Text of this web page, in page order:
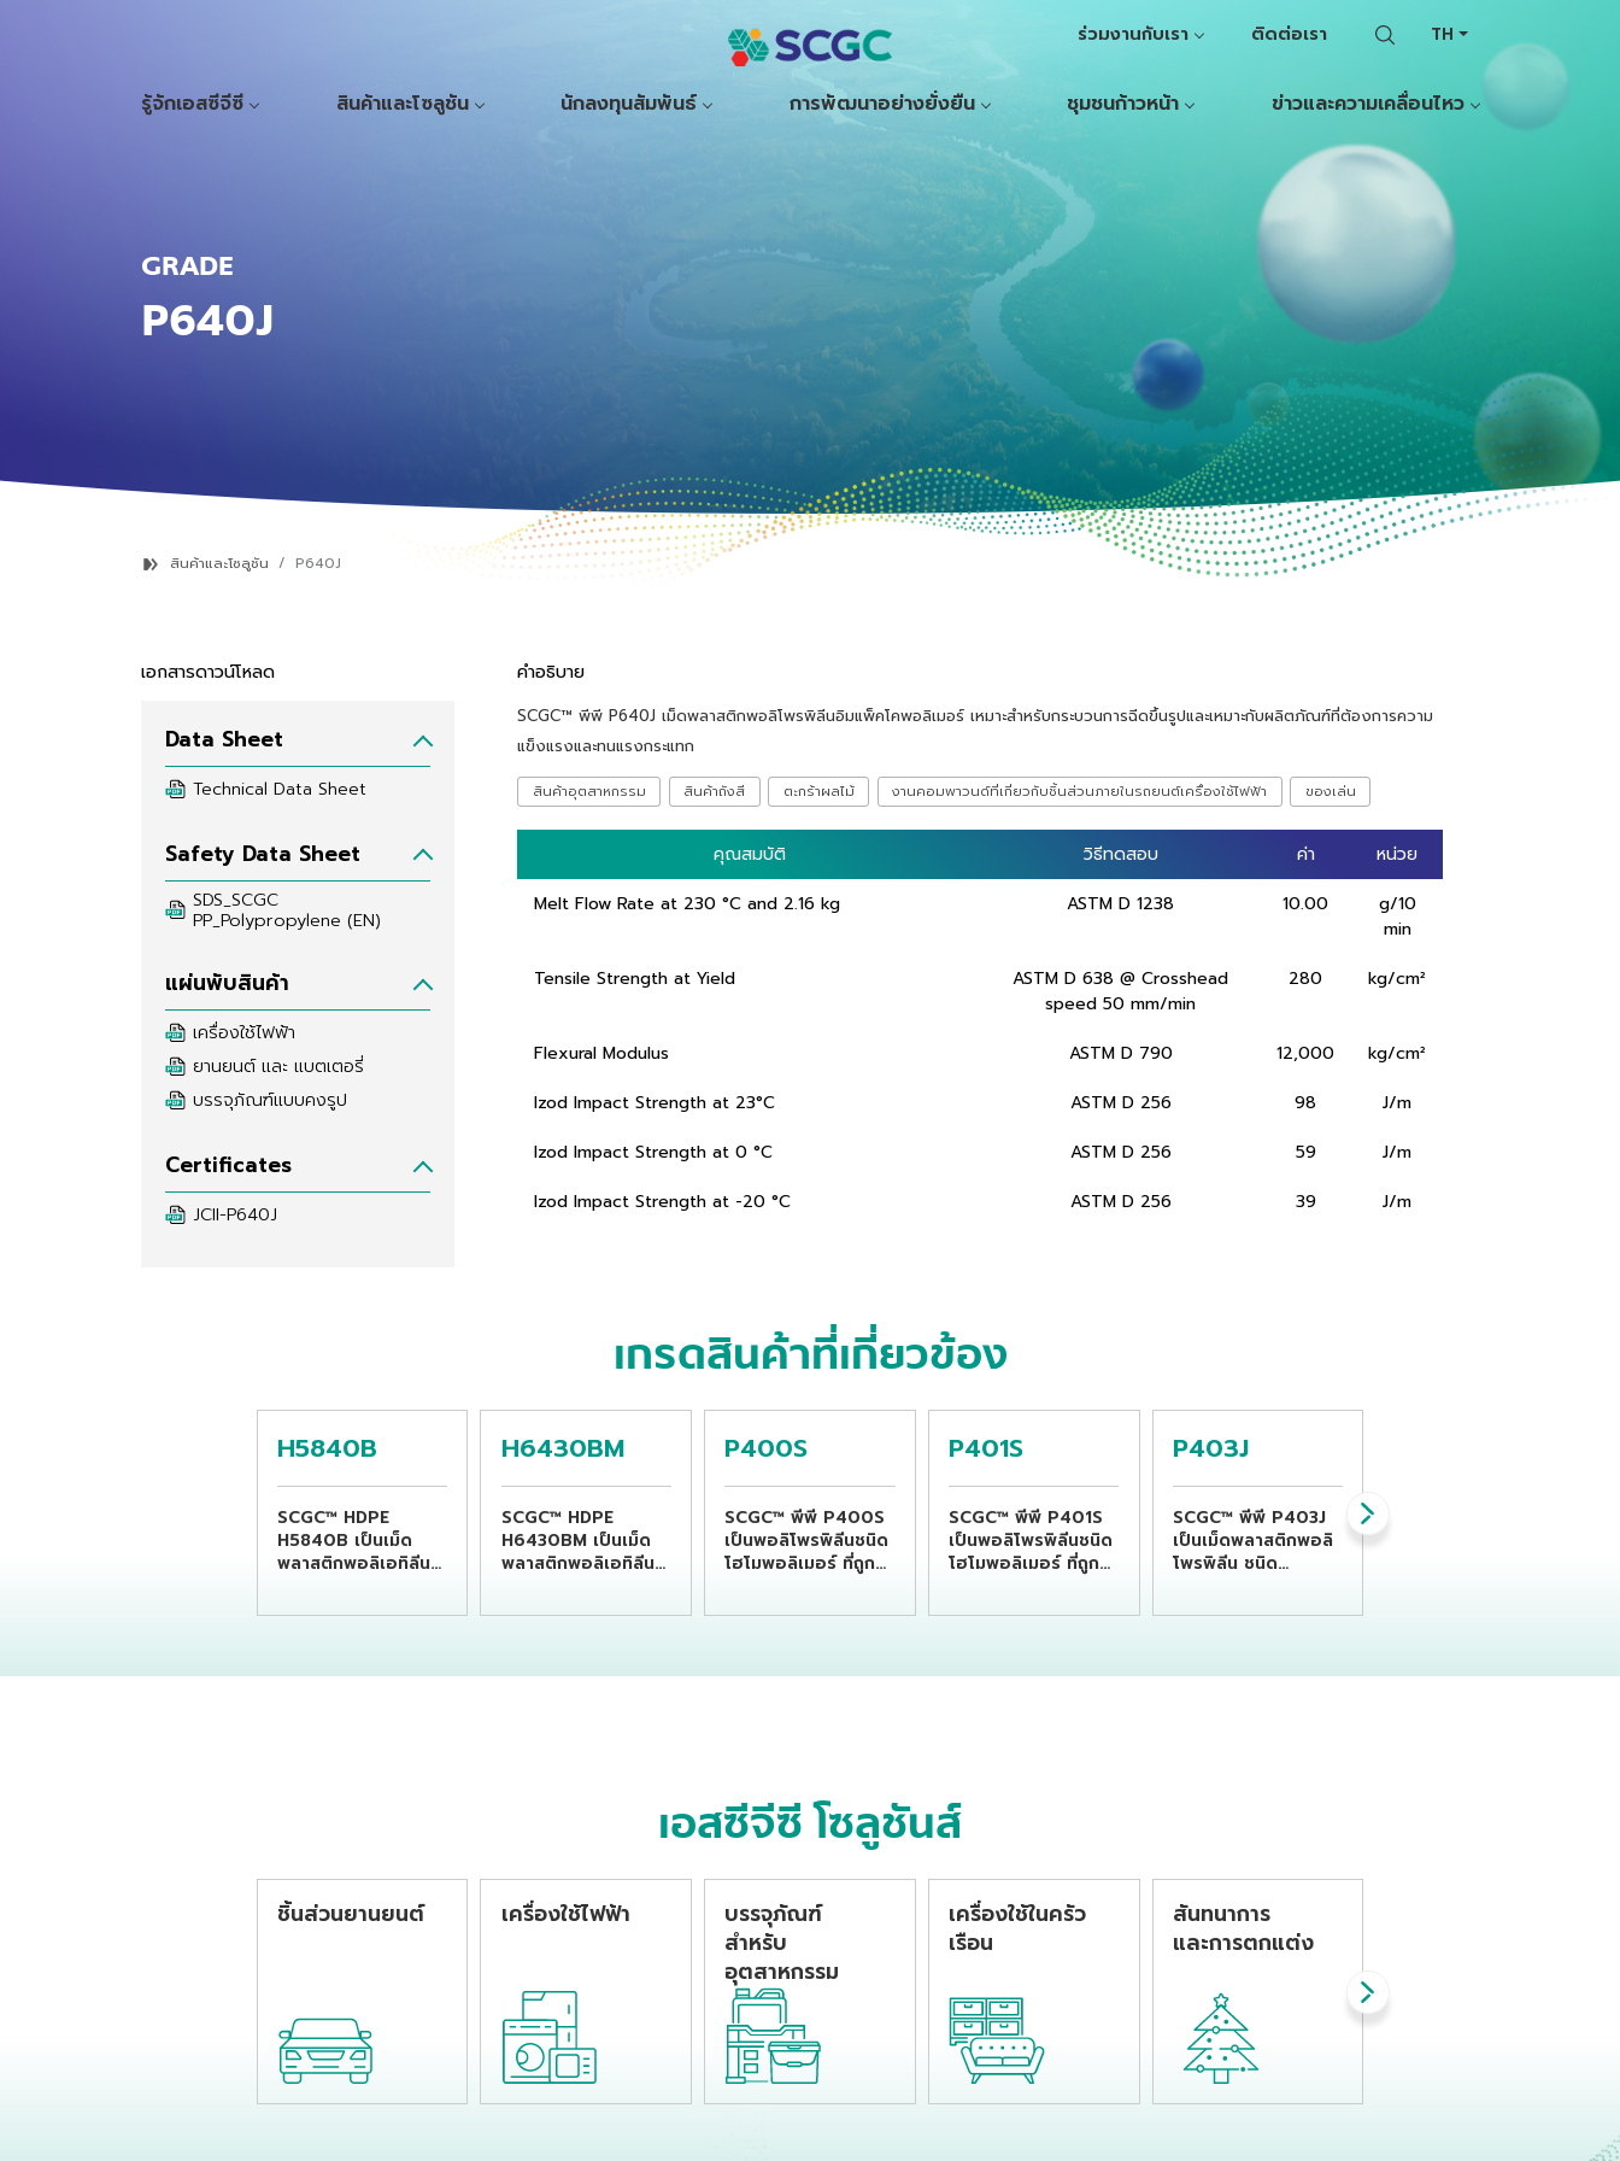
TH
ร่วมงานกับเรา ติดต่อเรา
รู้จักเอสซีจีซี สินค้าและโซลูชัน นักลงทุนสัมพันธ์ การพัฒนาอย่างยั่งยืน ชุมชนก้าวหน้า ข่าวและความเคลื่อนไหว
GRADE
P640J
สินค้าและโซลูชัน P640J
คำอธิบาย
SCGC™ พีพี P640J เม็ดพลาสติกพอลิโพรพิลีนอิมแพ็คโคพอลิเมอร์ เหมาะสำหรับกระบวนการฉีดขึ้นรูปและเหมาะกับผลิตภัณฑ์ที่ต้องการความ
แข็งแรงและทนแรงกระแทก
สินค้าอุตสาหกรรม สินค้าถังสี ตะกร้าผลไม้ งานคอมพาวนด์ที่เกี่ยวกับชิ้นส่วนภายในรถยนต์เครื่องใช้ไฟฟ้า ของเล่น
คุณสมบัติ วิธีทดสอบ ค่า
หน่วย
Melt Flow Rate at 230 °C and 2.16 kg
ASTM D 1238 10.00
g/10
min
Tensile Strength at Yield
ASTM D 638 @ Crosshead
speed 50 mm/min
280 kg/cm²
Flexural Modulus ASTM D 790 12,000
kg/cm²
Izod Impact Strength at 23°C
ASTM D 256 98
J/m
Izod Impact Strength at 0 °C
ASTM D 256 59
J/m
Izod Impact Strength at -20 °C
ASTM D 256 39 J/m
คุณสมบัติ วิธีทดสอบ ค่า หน่วย
เอกสารดาวน์โหลด
Data Sheet
Technical Data Sheet
Safety Data Sheet
SDS_SCGC
PP_Polypropylene (EN)
แผ่นพับสินค้า
เครื่องใช้ไฟฟ้า
ยานยนต์ และ แบตเตอรี่
บรรจุภัณฑ์แบบคงรูป
Certificates
JCII-P640J
เกรดสินค้าที่เกี่ยวข้อง
H5840B
SCGC™ HDPE
H5840B เป็นเม็ด
พลาสติกพอลิเอทิลีน
ที่เหมาะแก่การนำไปขึ้น
เป่าขึ้นรูป
H6430BM
SCGC™ HDPE
H6430BM เป็นเม็ด
พลาสติกพอลิเอทิลีน
ที่เหมาะแก่การนำไปขึ้น
กระบวนการเป่าขึ้นรูป
P400S
SCGC™ พีพี P400S
เป็นพอลิโพรพิลีนชนิด
โฮโมพอลิเมอร์ ที่ถูก
กระบวนการอัดรีดด้วย
ซึ่งเหมาะสำหรับการ
เชิงกลที่ดี
P401S
SCGC™ พีพี P401S
เป็นพอลิโพรพิลีนชนิด
โฮโมพอลิเมอร์ ที่ถูก
กระบวนการอัดรีดด้วย
ซึ่งเหมาะสำหรับการ
P403J
SCGC™ พีพี P403J
เป็นเม็ดพลาสติกพอลิ
โพรพิลีน ชนิด
เหมาะสำหรับผลิตภัณฑ์
แรงและทนแรง
เอสซีจีซี โซลูชันส์
ชิ้นส่วนยานยนต์ เครื่องใช้ไฟฟ้า
บรรจุภัณฑ์
สำหรับ
อุตสาหกรรม
เครื่องใช้ในครัว
เรือน
สันทนาการ
และการตกแต่ง